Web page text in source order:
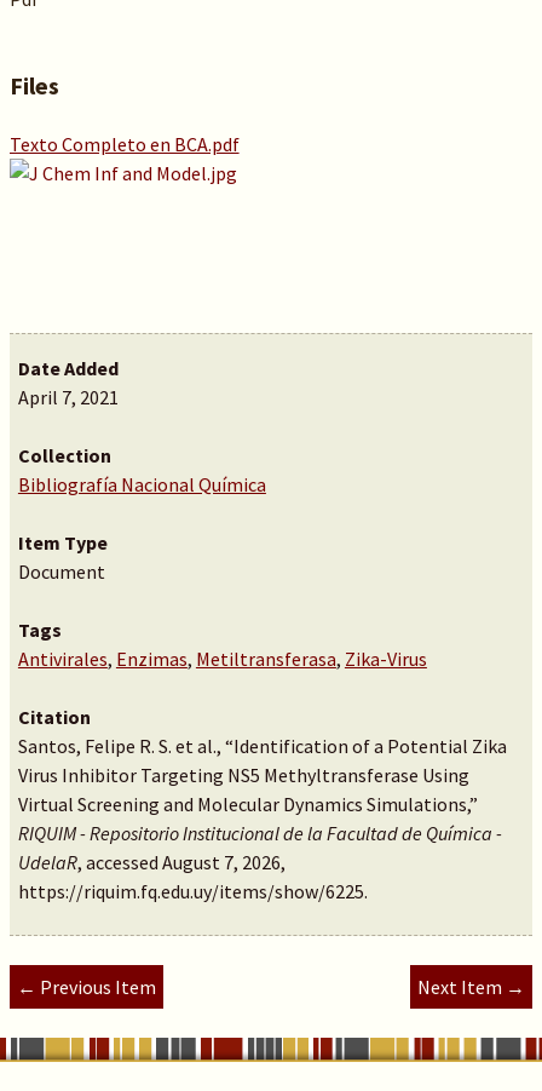
Files
Texto Completo en BCA.pdf
Date Added
April 7, 2021
Collection
Bibliografía Nacional Química
Item Type
Document
Tags
Antivirales, Enzimas, Metiltransferasa, Zika-Virus
Citation
Santos, Felipe R. S. et al., “Identification of a Potential Zika
Virus Inhibitor Targeting NS5 Methyltransferase Using
Virtual Screening and Molecular Dynamics Simulations,”
RIQUIM - Repositorio Institucional de la Facultad de Química -
UdelaR, accessed August 7, 2026,
https://riquim.fq.edu.uy/items/show/6225.
← Previous Item Next Item →